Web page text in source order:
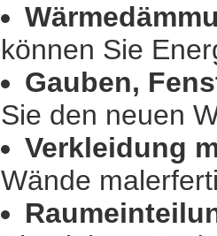
können Sie
Gauben,
Sie den neuen
Verkleidung
Wände